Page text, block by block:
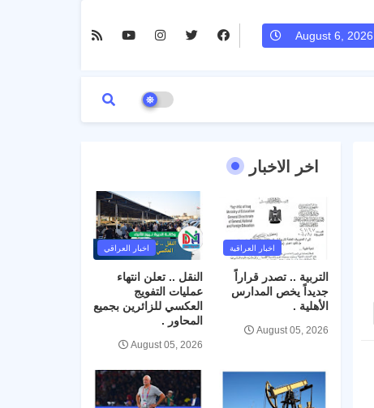
August 6, 2026
اخر الاخبار
اخبار العراقية
التربية .. تصدر قراراً
جديداً يخص المدارس
الأهلية .
August 05, 2026
اخبار العراقي
النقل .. تعلن انتهاء
عمليات التفويج
العكسي للزائرين بجميع
المحاور .
August 05, 2026